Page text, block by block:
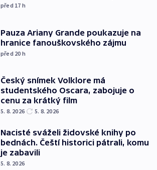
před 17 h
Pauza Ariany Grande poukazuje na
hranice fanouškovského zájmu
před 20 h
Český snímek Volklore má
studentského Oscara, zabojuje o
cenu za krátký film
5. 8. 2026 5. 8. 2026
Nacisté sváželi židovské knihy po
bednách. Čeští historici pátrali, komu
je zabavili
5. 8. 2026